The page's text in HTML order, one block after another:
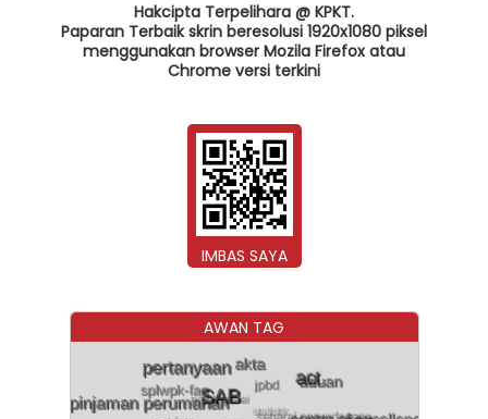
Hakcipta Terpelihara @ KPKT.
Paparan Terbaik skrin beresolusi 1920x1080 piksel
menggunakan browser Mozila Firefox atau
Chrome versi terkini
IMBAS SAYA
AWAN TAG